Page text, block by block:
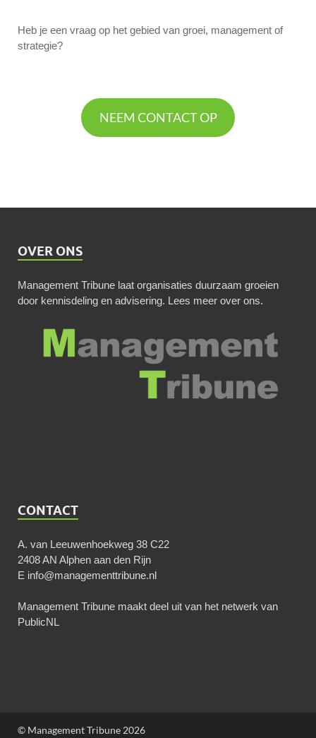
Heb je een vraag op het gebied van groei, management of
strategie?
NEEM CONTACT OP
OVER ONS
Management Tribune laat organisaties duurzaam groeien
door kennisdeling en advisering. Lees meer over ons.
CONTACT
A. van Leeuwenhoekweg 38 C22
2408 AN Alphen aan den Rijn
E info@managementtribune.nl
Management Tribune maakt deel uit van het netwerk van
PublicNL
© Management Tribune 2026